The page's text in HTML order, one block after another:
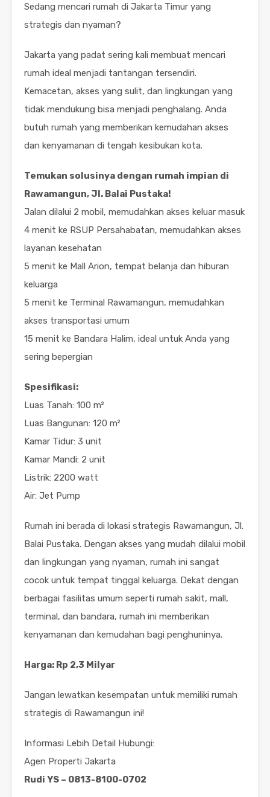
Sedang mencari rumah di Jakarta Timur yang
strategis dan nyaman?
Jakarta yang padat sering kali membuat mencari
rumah ideal menjadi tantangan tersendiri.
Kemacetan, akses yang sulit, dan lingkungan yang
tidak mendukung bisa menjadi penghalang. Anda
butuh rumah yang memberikan kemudahan akses
dan kenyamanan di tengah kesibukan kota.
Temukan solusinya dengan rumah impian di
Rawamangun, Jl. Balai Pustaka!
Jalan dilalui 2 mobil, memudahkan akses keluar masuk
4 menit ke RSUP Persahabatan, memudahkan akses
layanan kesehatan
5 menit ke Mall Arion, tempat belanja dan hiburan
keluarga
5 menit ke Terminal Rawamangun, memudahkan
akses transportasi umum
15 menit ke Bandara Halim, ideal untuk Anda yang
sering bepergian
Spesifikasi:
Luas Tanah: 100 m²
Luas Bangunan: 120 m²
Kamar Tidur: 3 unit
Kamar Mandi: 2 unit
Listrik: 2200 watt
Air: Jet Pump
Rumah ini berada di lokasi strategis Rawamangun, Jl.
Balai Pustaka. Dengan akses yang mudah dilalui mobil
dan lingkungan yang nyaman, rumah ini sangat
cocok untuk tempat tinggal keluarga. Dekat dengan
berbagai fasilitas umum seperti rumah sakit, mall,
terminal, dan bandara, rumah ini memberikan
kenyamanan dan kemudahan bagi penghuninya.
Harga: Rp 2,3 Milyar
Jangan lewatkan kesempatan untuk memiliki rumah
strategis di Rawamangun ini!
Informasi Lebih Detail Hubungi:
Agen Properti Jakarta
Rudi YS – 0813-8100-0702